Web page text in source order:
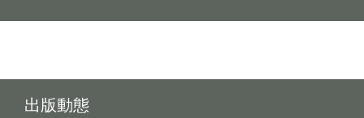
出版動態